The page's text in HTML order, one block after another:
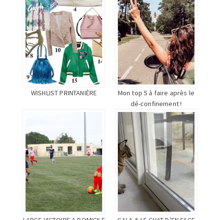
WISHLIST PRINTANIÈRE
Mon top 5 à faire après le
dé-confinement !